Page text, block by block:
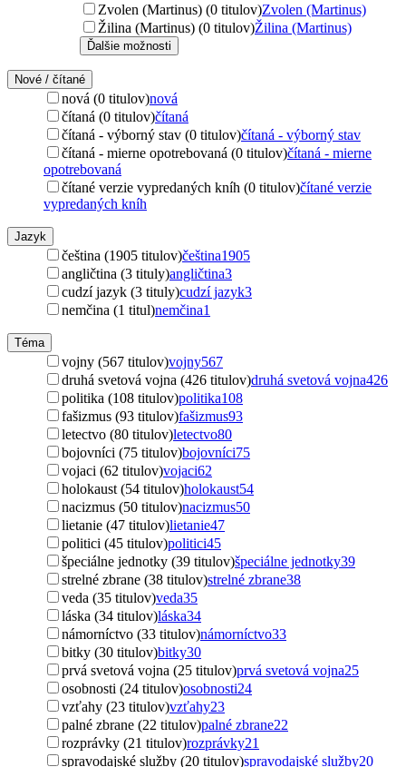
Zvolen (Martinus) (0 titulov)Zvolen (Martinus)
Žilina (Martinus) (0 titulov)Žilina (Martinus)
Ďalšie možnosti
Nové / čítané
nová (0 titulov)nová
čítaná (0 titulov)čítaná
čítaná - výborný stav (0 titulov)čítaná - výborný stav
čítaná - mierne opotrebovaná (0 titulov)čítaná - mierne
opotrebovaná
čítané verzie vypredaných kníh (0 titulov)čítané verzie
vypredaných kníh
Jazyk
čeština (1905 titulov)čeština1905
angličtina (3 tituly)angličtina3
cudzí jazyk (3 tituly)cudzí jazyk3
nemčina (1 titul)nemčina1
Téma
vojny (567 titulov)vojny567
druhá svetová vojna (426 titulov)druhá svetová vojna426
politika (108 titulov)politika108
fašizmus (93 titulov)fašizmus93
letectvo (80 titulov)letectvo80
bojovníci (75 titulov)bojovníci75
vojaci (62 titulov)vojaci62
holokaust (54 titulov)holokaust54
nacizmus (50 titulov)nacizmus50
lietanie (47 titulov)lietanie47
politici (45 titulov)politici45
špeciálne jednotky (39 titulov)špeciálne jednotky39
strelné zbrane (38 titulov)strelné zbrane38
veda (35 titulov)veda35
láska (34 titulov)láska34
námorníctvo (33 titulov)námorníctvo33
bitky (30 titulov)bitky30
prvá svetová vojna (25 titulov)prvá svetová vojna25
osobnosti (24 titulov)osobnosti24
vzťahy (23 titulov)vzťahy23
palné zbrane (22 titulov)palné zbrane22
rozprávky (21 titulov)rozprávky21
spravodajské služby (20 titulov)spravodajské služby20